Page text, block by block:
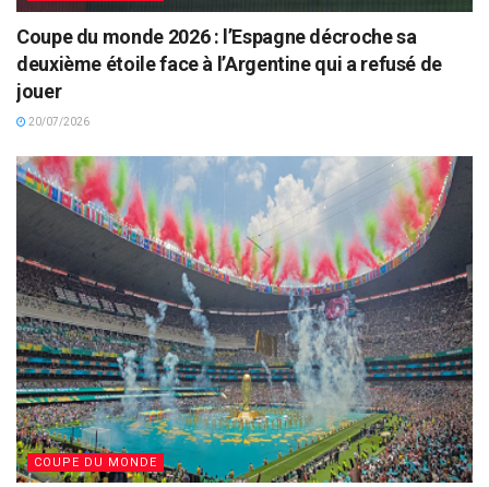
Coupe du monde 2026 : l’Espagne décroche sa
deuxième étoile face à l’Argentine qui a refusé de
jouer
20/07/2026
COUPE DU MONDE